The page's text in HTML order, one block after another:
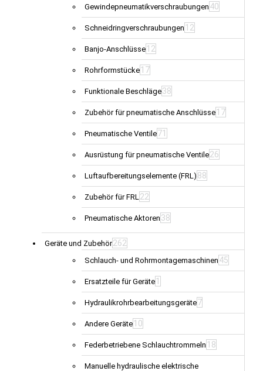
Gewindepneumatikverschraubungen 40
Schneidringverschraubungen 12
Banjo-Anschlüsse 12
Rohrformstücke 17
Funktionale Beschläge38
Zubehör für pneumatische Anschlüsse 17
Pneumatische Ventile71
Ausrüstung für pneumatische Ventile26
Luftaufbereitungselemente (FRL) 88
Zubehör für FRL 22
Pneumatische Aktoren 38
Geräte und Zubehör262
Schlauch- und Rohrmontagemaschinen 45
Ersatzteile für Geräte 1
Hydraulikrohrbearbeitungsgeräte7
Andere Geräte 10
Federbetriebene Schlauchtrommeln 18
Manuelle hydraulische elektrische